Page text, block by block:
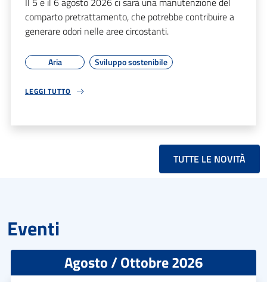
comparto pretrattamento, che potrebbe contribuire a
generare odori nelle aree circostanti.
Aria Sviluppo sostenibile
LEGGI TUTTO
TUTTE LE NOVITÀ
Eventi
Agosto / Ottobre 2026